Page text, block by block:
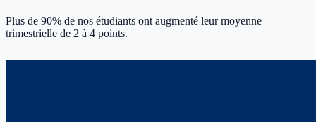
Plus de 90% de nos étudiants ont augmenté leur moyenne
trimestrielle de 2 à 4 points.